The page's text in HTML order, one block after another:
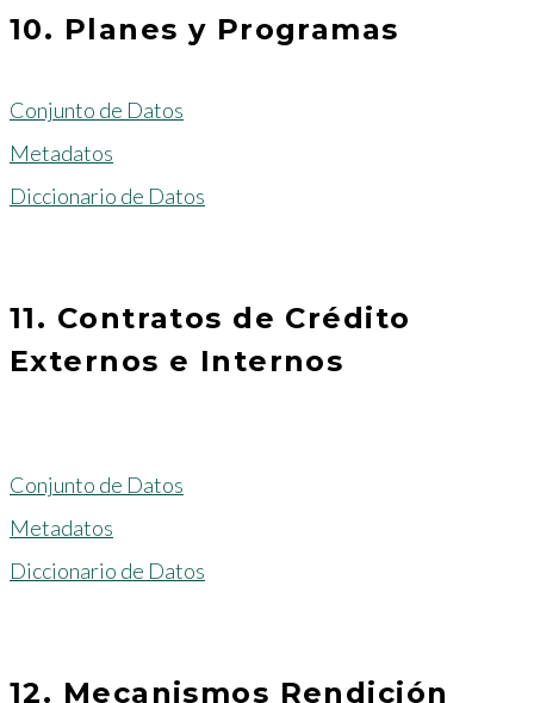
10. Planes y Programas
Conjunto de Datos
Metadatos
Diccionario de Datos
11. Contratos de Crédito
Externos e Internos
Conjunto de Datos
Metadatos
Diccionario de Datos
12. Mecanismos Rendición